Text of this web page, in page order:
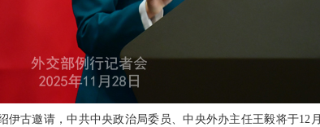
伊古邀请，中共中央政治局委员、中央外办主任王毅将于12